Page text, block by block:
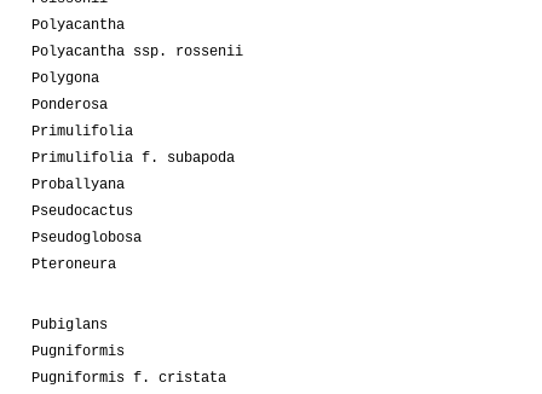
Polyacantha
Polyacantha ssp. rossenii
Polygona
Ponderosa
Primulifolia
Primulifolia f. subapoda
Proballyana
Pseudocactus
Pseudoglobosa
Pteroneura
Pubiglans
Pugniformis
Pugniformis f. cristata